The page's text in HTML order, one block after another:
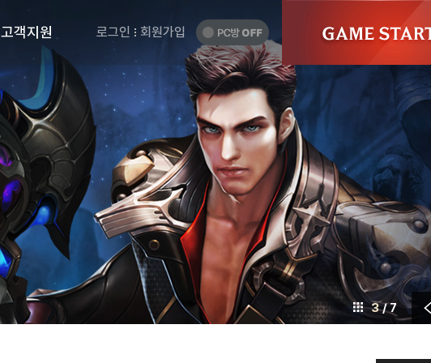
고객지원
다운로드
고객센터
마이페이지
로그인 회원가입
PC
방
OFF
시
작
하
기
4 / 7